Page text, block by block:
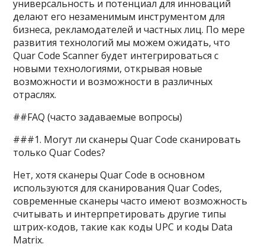
универсальность и потенциал для инноваций
делают его незаменимым инструментом для
бизнеса, рекламодателей и частных лиц. По мере
развития технологий мы можем ожидать, что
Quar Code Scanner будет интегрироваться с
новыми технологиями, открывая новые
возможности и возможности в различных
отраслях.
##FAQ (часто задаваемые вопросы)
###1. Могут ли сканеры Quar Code сканировать
только Quar Codes?
Нет, хотя сканеры Quar Code в основном
используются для сканирования Quar Codes,
современные сканеры часто имеют возможность
считывать и интерпретировать другие типы
штрих-кодов, такие как коды UPC и коды Data
Matrix.